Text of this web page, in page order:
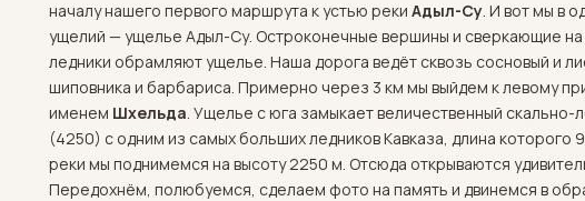
началу нашего первого маршрута к устью реки Адыл-Су. И вот мы в
ущелий — ущелье Адыл-Су. Остроконечные вершины и сверкающие
ледники обрамляют ущелье. Наша дорога ведёт сквозь сосновый и
шиповника и барбариса. Примерно через 3 км мы выйдем к левому
именем Шхельда. Ущелье с юга замыкает величественный
(4250) с одним из самых больших ледников Кавказа, длина которого
реки мы поднимемся на высоту 2250 м. Отсюда открываются
Передохнём, полюбуемся, сделаем фото на память и двинемся в